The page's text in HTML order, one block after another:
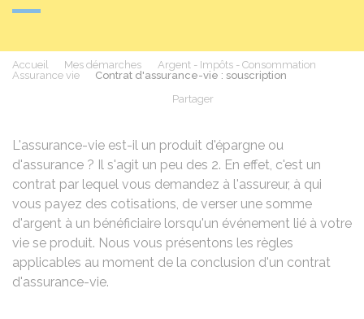
Accueil Mes démarches
Argent - Impôts - Consommation
Assurance vie
Contrat d'assurance-vie : souscription
Partager
L'assurance-vie est-il un produit d'épargne ou
d'assurance ? Il s'agit un peu des 2. En effet, c'est un
contrat par lequel vous demandez à l'assureur, à qui
vous payez des cotisations, de verser une somme
d'argent à un bénéficiaire lorsqu'un événement lié à votre
vie se produit. Nous vous présentons les règles
applicables au moment de la conclusion d'un contrat
d'assurance-vie.